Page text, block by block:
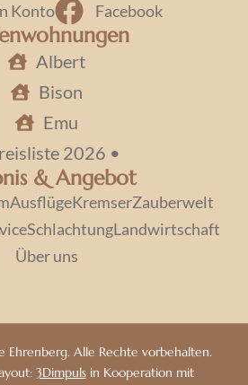
Konto Facebook
Albert
Bison
Emu
2026 •
& Angebot
AusflügeKremserZauberwelt
SchlachtungLandwirtschaft
Über uns
Ehrenberg. Alle Rechte vorbehalten.
3Dimpulsin Kooperation mit